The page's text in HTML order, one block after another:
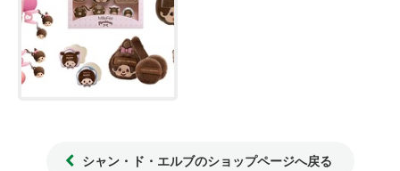
シャン・ド・エルブのショップページへ戻る